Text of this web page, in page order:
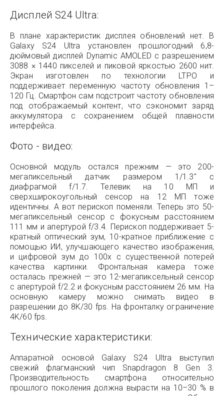
Дисплей S24 Ultra:
В плане характеристик дисплея обновлений нет. В
Galaxy S24 Ultra установлен прошлогодний 6,8-
дюймовый дисплей Dynamic AMOLED с разрешением
3088 × 1440 пикселей и пиковой яркостью 2600 нит.
Экран изготовлен по технологии LTPO и
поддерживает переменную частоту обновления 1–
120 Гц. Смартфон сам подстроит частоту обновления
под отображаемый контент, что сэкономит заряд
аккумулятора с сохранением общей плавности
интерфейса.
Фото - видео:
Основной модуль остался прежним — это 200-
мегапиксельный датчик размером 1/1.3″ с
диафрагмой f/1.7. Телевик на 10 МП и
сверхширокоугольный сенсор на 12 МП тоже
идентичны. А вот перископ поменяли. Теперь это 50-
мегапиксельный сенсор с фокусным расстоянием
111 мм и апертурой f/3.4. Перископ поддерживает 5-
кратный оптический зум, 10-кратное приближение с
помощью ИИ, улучшающего качество изображения,
и цифровой зум до 100x с существенной потерей
качества картинки. Фронтальная камера тоже
осталась прежней — это 12-мегапиксельный сенсор
с апертурой f/2.2 и фокусным расстоянием 26 мм. На
основную камеру можно снимать видео в
разрешении до 8K/30 fps. На фронталку ограничение
4K/60 fps.
Технические характеристики:
Аппаратной основой Galaxy S24 Ultra выступил
свежий флагманский чип Snapdragon 8 Gen 3.
Производительность смартфона относительно
прошлого поколения должна вырасти на 10–30 % в